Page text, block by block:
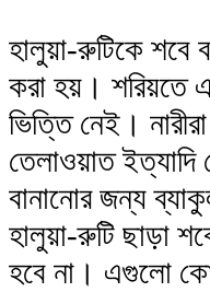
হালুয়া-রুটিকে শবে
করা হয়। শরিয়তে
ভিত্তি নেই।
তেলাওয়াত ইত্যাদি
বানানোর জন্য
হালুয়া-রুটি ছাড়া
হবে না। এগুলো